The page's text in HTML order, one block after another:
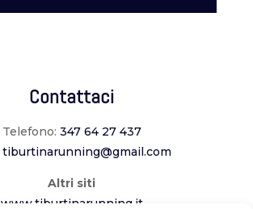
Contattaci
Telefono: 347 64 27 437
tiburtinarunning@gmail.com
Altri siti
www.tiburtinarunning.it